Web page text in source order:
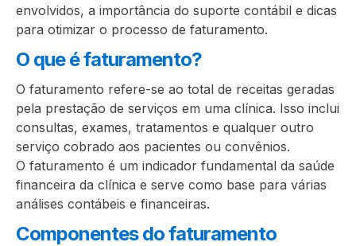
envolvidos, a importância do suporte contábil e dicas
para otimizar o processo de faturamento.
O que é faturamento?
O faturamento refere-se ao total de receitas geradas
pela prestação de serviços em uma clínica. Isso inclui
consultas, exames, tratamentos e qualquer outro
serviço cobrado aos pacientes ou convênios.
O faturamento é um indicador fundamental da saúde
financeira da clínica e serve como base para várias
análises contábeis e financeiras.
Componentes do faturamento